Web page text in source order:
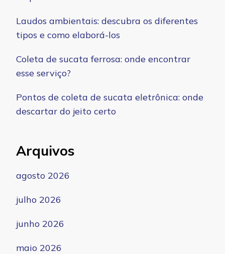
Laudos ambientais: descubra os diferentes
tipos e como elaborá-los
Coleta de sucata ferrosa: onde encontrar
esse serviço?
Pontos de coleta de sucata eletrônica: onde
descartar do jeito certo
Arquivos
agosto 2026
julho 2026
junho 2026
maio 2026